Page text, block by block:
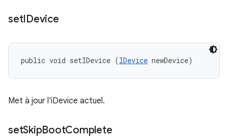
setIDevice
public void setIDevice (IDevice newDevice)
Met à jour l'iDevice actuel.
setSkipBootComplete